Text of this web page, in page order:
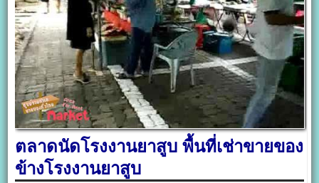
ตลาดนัดโรงงานยาสูบ พื้นที่เช่าขายของ
ข้างโรงงานยาสูบ